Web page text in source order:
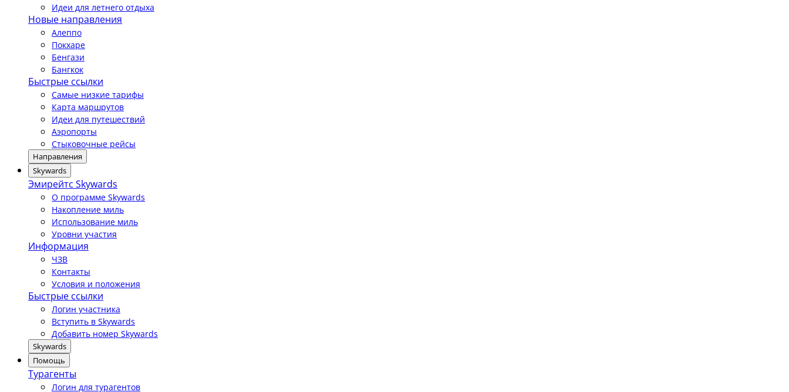
Идеи для летнего отдыха
Новые направления
Алеппо
Покхаре
Бенгази
Бангкок
Быстрые ссылки
Самые низкие тарифы
Карта маршрутов
Идеи для путешествий
Аэропорты
Стыковочные рейсы
Направления
Skywards
Эмирейтс Skywards
О программе Skywards
Накопление миль
Использование миль
Уровни участия
Информация
ЧЗВ
Контакты
Условия и положения
Быстрые ссылки
Логин участника
Вступить в Skywards
Добавить номер Skywards
Skywards
Помощь
Турагенты
Логин для турагентов